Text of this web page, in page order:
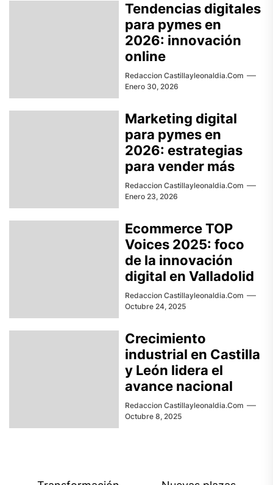
Tendencias digitales
para pymes en
2026: innovación
online
Redaccion Castillayleonaldia.com
Enero 30, 2026
Marketing digital
para pymes en
2026: estrategias
para vender más
Redaccion Castillayleonaldia.com
Enero 23, 2026
Ecommerce TOP
Voices 2025: foco
de la innovación
digital en Valladolid
Redaccion Castillayleonaldia.com
Octubre 24, 2025
Crecimiento
industrial en Castilla
y León lidera el
avance nacional
Redaccion Castillayleonaldia.com
Octubre 8, 2025